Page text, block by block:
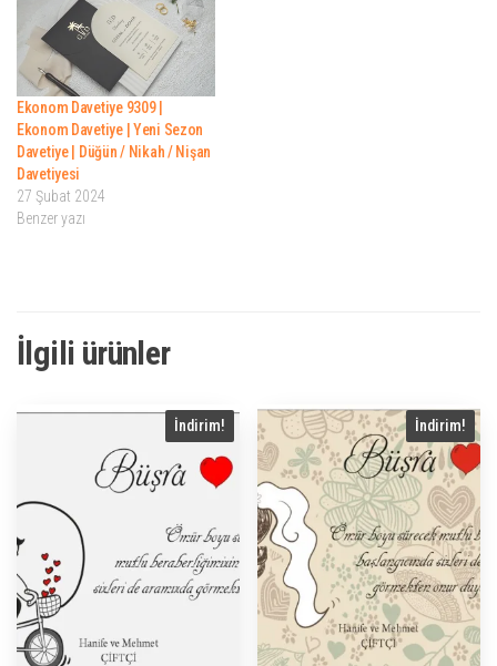
Ekonom Davetiye 9309 |
Ekonom Davetiye | Yeni Sezon
Davetiye | Düğün / Nikah / Nişan
Davetiyesi
27 Şubat 2024
Benzer yazı
İlgili ürünler
İndirim! İndirim!